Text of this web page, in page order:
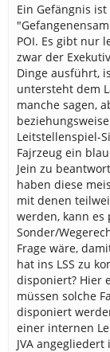
Ein Gefängnis
POI. Es gibt nur
zwar der
Dinge ausführt,
untersteht dem
manche sagen,
Leitstellenspiel-
Fajrzeug ein
Jein zu
haben diese
mit denen
werden, kann es
Sonder/
Frage wäre,
hat ins LSS zu
disponiert? Hier
müssen solche
disponiert
einer internen
JVA angegliedert